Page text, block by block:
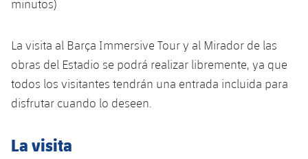
Resultados
Clasificaciones
Hockey Hierba Femenino
Plantilla
Agenda
Rugby
Actualidad
Jugadores
Resultados
Voleibol
plusicon
más
Noticias
Apúntate a las amateurs
plusicon
PLUSICON
MÁS
minutos)
La visita al Barça Immersive Tour y al Mirador de las
obras del Estadio se podrá realizar libremente, ya que
todos los visitantes tendrán una entrada incluida para
disfrutar cuando lo deseen.
La visita